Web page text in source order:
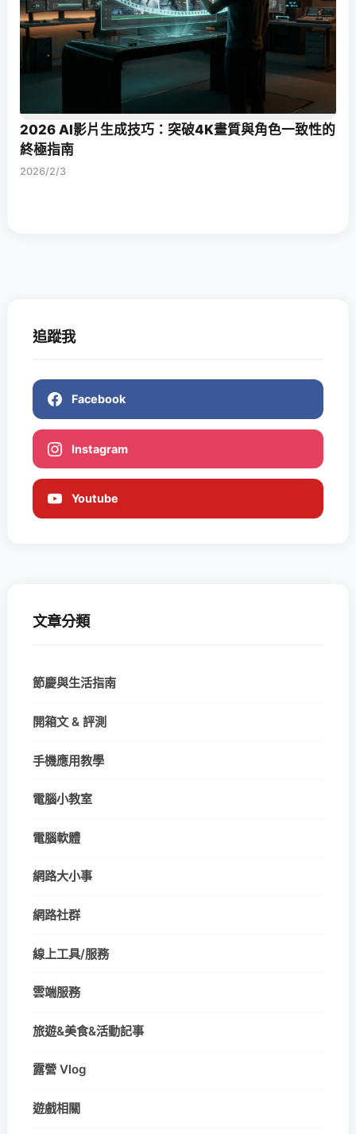
2026 AI影片生成技巧：突破4K畫質與角色一致性的
終極指南
2026/2/3
追蹤我
Facebook
Instagram
Youtube
文章分類
節慶與生活指南
開箱文 & 評測
手機應用教學
電腦小教室
電腦軟體
網路大小事
網路社群
線上工具/服務
雲端服務
旅遊&美食&活動記事
露營 Vlog
遊戲相關